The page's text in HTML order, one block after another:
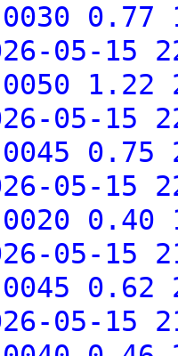
0.77
05-15
1.22
05-15
0045
05-15
0020
05-15
0045
05-15